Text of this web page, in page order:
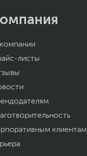
листы
клиентам